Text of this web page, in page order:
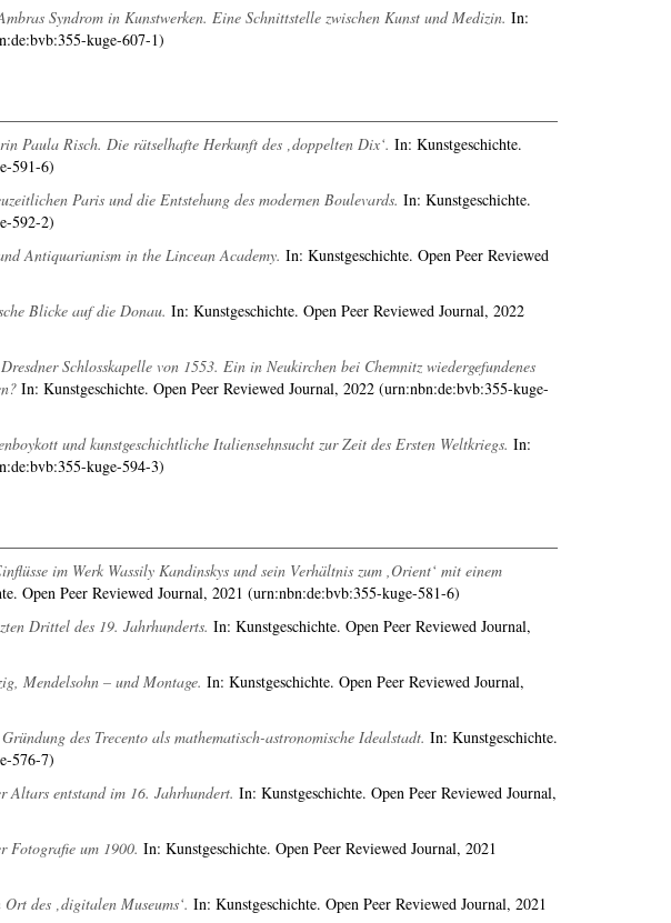
Syndrom in Kunstwerken. Eine Schnittstelle zwischen Kunst und Medizin. In:
kuge-607-1)
Paula Risch. Die rätselhafte Herkunft des ‚doppelten Dix‘. In: Kunstgeschichte.
591-6)
Paris und die Entstehung des modernen Boulevards. In: Kunstgeschichte.
592-2)
Antiquarianism in the Lincean Academy. In: Kunstgeschichte. Open Peer Reviewed
Blicke auf die Donau. In: Kunstgeschichte. Open Peer Reviewed Journal, 2022
Schlosskapelle von 1553. Ein in Neukirchen bei Chemnitz wiedergefundenes
In: Kunstgeschichte. Open Peer Reviewed Journal, 2022 (urn:nbn:de:bvb:355-kuge-
und kunstgeschichtliche Italiensehnsucht zur Zeit des Ersten Weltkriegs. In:
kuge-594-3)
im Werk Wassily Kandinskys und sein Verhältnis zum ,Orient‘ mit einem
Open Peer Reviewed Journal, 2021 (urn:nbn:de:bvb:355-kuge-581-6)
Drittel des 19. Jahrhunderts. In: Kunstgeschichte. Open Peer Reviewed Journal,
Mendelsohn – und Montage. In: Kunstgeschichte. Open Peer Reviewed Journal,
des Trecento als mathematisch-astronomische Idealstadt. In: Kunstgeschichte.
576-7)
Altars entstand im 16. Jahrhundert. In: Kunstgeschichte. Open Peer Reviewed Journal,
Fotografie um 1900. In: Kunstgeschichte. Open Peer Reviewed Journal, 2021
des ‚digitalen Museums‘. In: Kunstgeschichte. Open Peer Reviewed Journal, 2021